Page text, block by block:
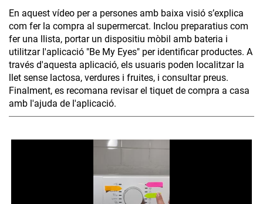
En aquest vídeo per a persones amb baixa visió s’explica
com fer la compra al supermercat. Inclou preparatius com
fer una llista, portar un dispositiu mòbil amb bateria i
utilitzar l'aplicació "Be My Eyes" per identificar productes. A
través d'aquesta aplicació, els usuaris poden localitzar la
llet sense lactosa, verdures i fruites, i consultar preus.
Finalment, es recomana revisar el tiquet de compra a casa
amb l'ajuda de l'aplicació.